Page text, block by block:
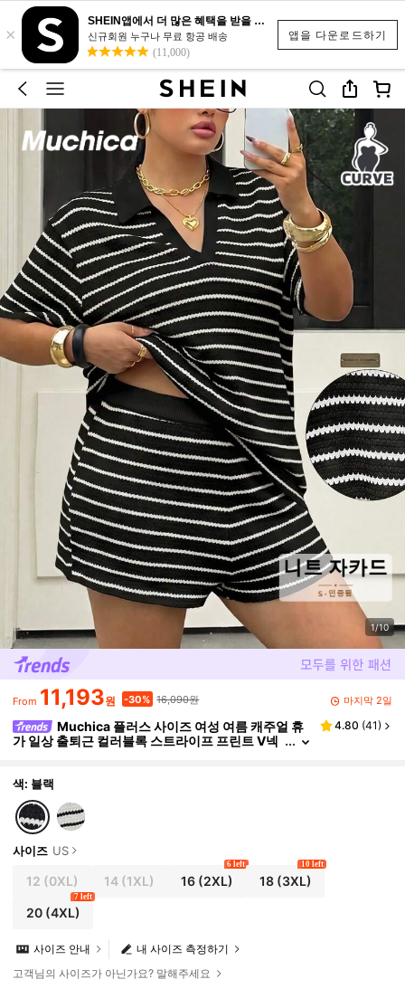
앱을 다운로드하기
×
SHEIN앱에서 더 많은 혜택을 받을 수 있어요.
신규회원 누구나 무료 항공 배송
(11,000)
1/10
From 11,193원 -30% 16,090원 마지막 2일
Muchica 플러스 사이즈 여성 여름 캐주얼 휴
가 일상 출퇴근 컬러블록 스트라이프 프린트 V넥
4.80 (41)
색: 블랙
사이즈 US
12 (0XL) 14 (1XL) 16(2XL)
6 left
18(3XL)
10 left
20(4XL)
7 left
내 사이즈 측정하기
사이즈 안내
고객님의 사이즈가 아닌가요? 말해주세요